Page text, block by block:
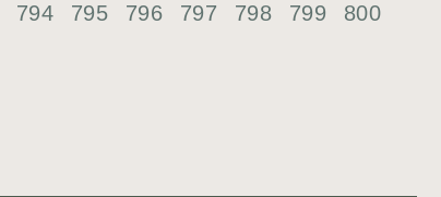
794 795 796 797 798 799 800